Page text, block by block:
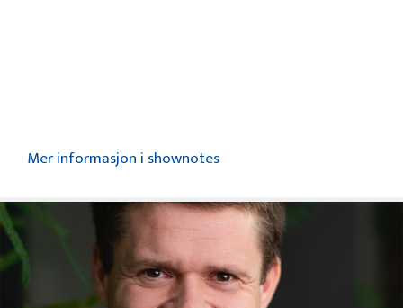
Mer informasjon i shownotes